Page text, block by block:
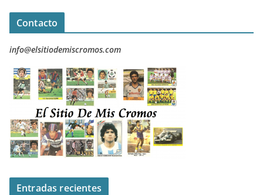
Contacto
info@elsitiodemiscromos.com
Entradas recientes